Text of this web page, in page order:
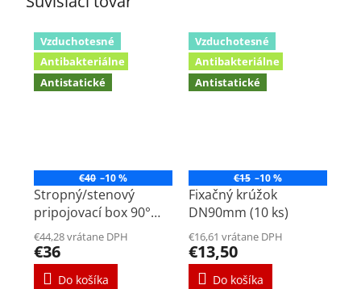
Vzduchotesné
Antibakteriálne
Antistatické
€40 –10 %
Stropný/stenový
pripojovací box 90°
DN90mm na ventil
125mm
€44,28 vrátane DPH
€36
Do košíka
Vzduchotesné
Antibakteriálne
Antistatické
€15 –10 %
Fixačný krúžok
DN90mm (10 ks)
€16,61 vrátane DPH
€13,50
Do košíka